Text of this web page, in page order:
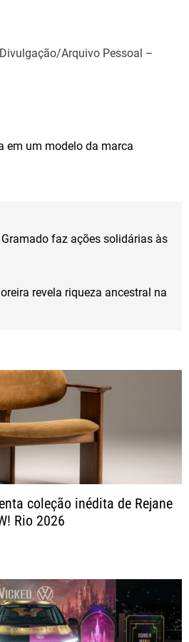
Arquivo Pessoal –
em um modelo da marca
faz ações solidárias às
revela riqueza ancestral na
coleção inédita de Rejane
Rio 2026